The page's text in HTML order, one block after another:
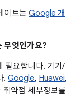
이트는 Google 개
무엇인가요?
필요합니다. 기기/
. Google, Huawei,
약점 세부정보를